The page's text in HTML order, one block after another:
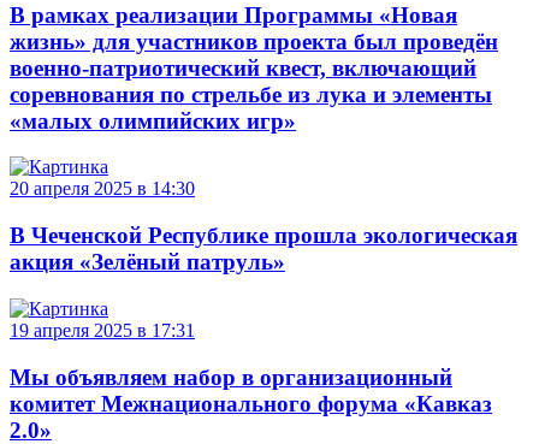
В рамках реализации Программы «Новая
жизнь» для участников проекта был проведён
военно-патриотический квест, включающий
соревнования по стрельбе из лука и элементы
«малых олимпийских игр»
20 апреля 2025 в 14:30
В Чеченской Республике прошла экологическая
акция «Зелёный патруль»
19 апреля 2025 в 17:31
Мы объявляем набор в организационный
комитет Межнационального форума «Кавказ
2.0»